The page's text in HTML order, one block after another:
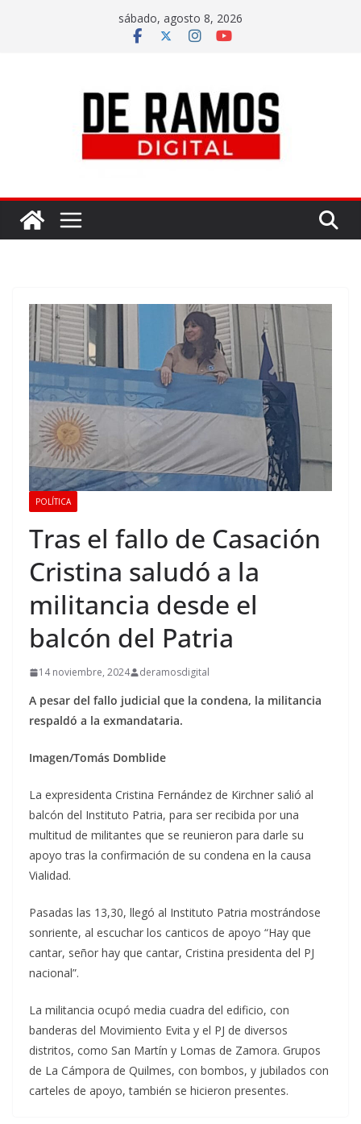
sábado, agosto 8, 2026
POLÍTICA
Tras el fallo de Casación
Cristina saludó a la
militancia desde el
balcón del Patria
14 noviembre, 2024 deramosdigital
A pesar del fallo judicial que la condena, la militancia
respaldó a la exmandataria.
Imagen/Tomás Domblide
La expresidenta Cristina Fernández de Kirchner salió al
balcón del Instituto Patria, para ser recibida por una
multitud de militantes que se reunieron para darle su
apoyo tras la confirmación de su condena en la causa
Vialidad.
Pasadas las 13,30, llegó al Instituto Patria mostrándose
sonriente, al escuchar los canticos de apoyo “Hay que
cantar, señor hay que cantar, Cristina presidenta del PJ
nacional”.
La militancia ocupó media cuadra del edificio, con
banderas del Movimiento Evita y el PJ de diversos
distritos, como San Martín y Lomas de Zamora. Grupos
de La Cámpora de Quilmes, con bombos, y jubilados con
carteles de apoyo, también se hicieron presentes.